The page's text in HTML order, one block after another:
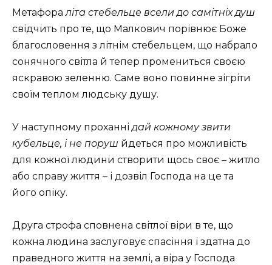
Метафораліта стебельце всели до самітніх душ
свідчить про те, що Малкович порівнює Боже
благословення з літнім стебельцем, що набрало
сонячного світла й тепер промениться своєю
яскравою зеленню. Саме воно повинне зігріти
своїм теплом людську душу.
У наступному проханнідай кожному звити
кубельце, і не поруш йдеться про можливість
для кожної людини створити щось своє – житло
або справу життя – і дозвіл Господа на це та
його опіку.
Друга строфа сповнена світлої віри в те, що
кожна людина заслуговує спасіння і здатна до
праведного життя на землі, а віра у Господа